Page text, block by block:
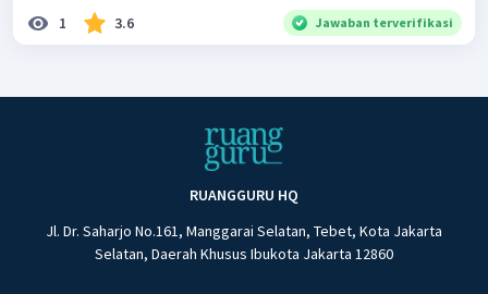
1 3.6 Jawaban terverifikasi
RUANGGURU HQ
Jl. Dr. Saharjo No.161, Manggarai Selatan, Tebet, Kota Jakarta
Selatan, Daerah Khusus Ibukota Jakarta 12860